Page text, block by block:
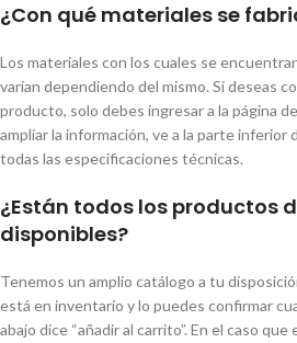
¿Con qué materiales se
Los materiales con los cuales se
varían dependiendo del mismo. Si deseas
producto, solo debes ingresar a la página
ampliar la información, ve a la parte
todas las especificaciones técnicas.
¿Están todos los productos
disponibles?
Tenemos un amplio catálogo a tu
está en inventario y lo puedes confirmar
abajo dice “añadir al carrito”. En el caso